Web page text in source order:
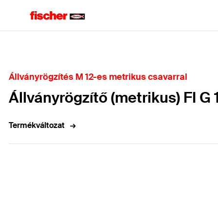
Állványrögzítés M 12-es metrikus csavarral
Állványrögzítő (metrikus) FI G
Termékváltozat